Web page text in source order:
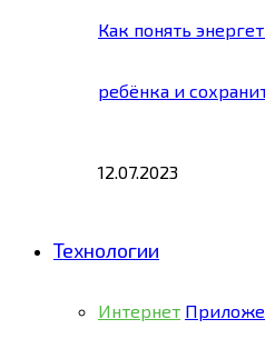
Как понять
ребёнка и
12.07.2023
Технологии
Интернет